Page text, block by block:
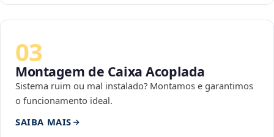
03
Montagem de Caixa Acoplada
Sistema ruim ou mal instalado? Montamos e garantimos
o funcionamento ideal.
SAIBA MAIS